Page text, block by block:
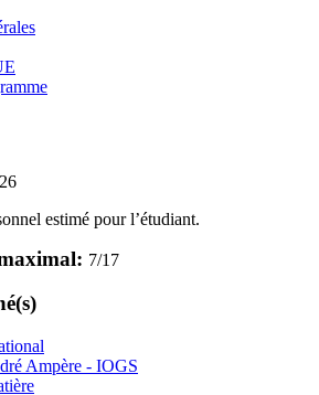
26
estimé pour l’étudiant.
7/17
Ampère - IOGS